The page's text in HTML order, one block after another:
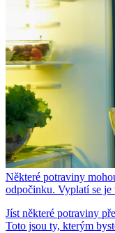
Některé potraviny
odpočinku. Vyplatí se je
Jíst některé potraviny
Toto jsou ty, kterým